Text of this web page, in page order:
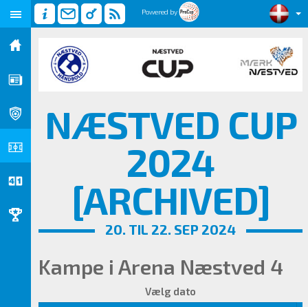
Powered by
NÆSTVED CUP
2024
[ARCHIVED]
20. TIL 22. SEP 2024
Kampe i Arena Næstved 4
Vælg dato